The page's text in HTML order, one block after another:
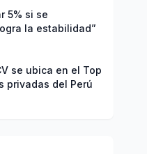
5% si se
la estabilidad”
se ubica en el Top
privadas del Perú